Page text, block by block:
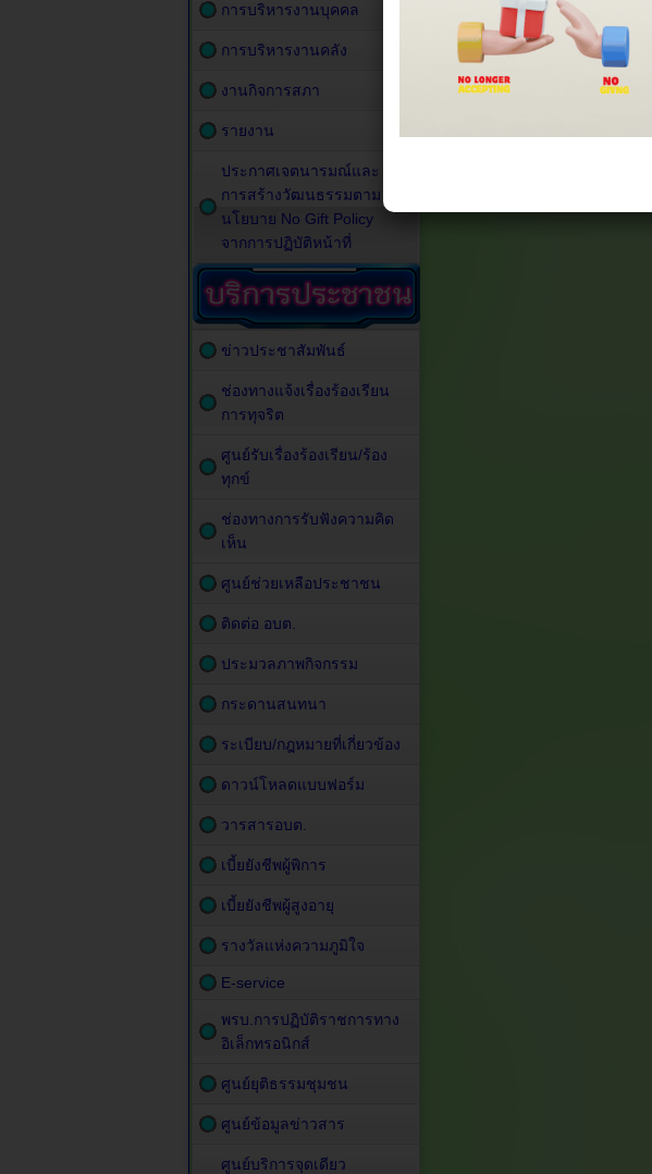
การบริหารงานบุคคล
การบริหารงานคลัง
งานกิจการสภา
รายงาน
ประกาศเจตนารมณ์และ
การสร้างวัฒนธรรมตาม
นโยบาย No Gift Policy
จากการปฏิบัติหน้าที่
ข่าวประชาสัมพันธ์
ช่องทางแจ้งเรื่องร้องเรียน
การทุจริต
ศูนย์รับเรื่องร้องเรียน/ร้อง
ทุกข์
ช่องทางการรับฟังความคิด
เห็น
ศูนย์ช่วยเหลือประชาชน
ติดต่อ อบต.
ประมวลภาพกิจกรรม
กระดานสนทนา
ระเบียบ/กฎหมายที่เกี่ยวข้อง
ดาวน์โหลดแบบฟอร์ม
วารสารอบต.
เบี้ยยังชีพผู้พิการ
เบี้ยยังชีพผู้สูงอายุ
รางวัลแห่งความภูมิใจ
E-service
พรบ.การปฏิบัติราชการทาง
อิเล็กทรอนิกส์
ศูนย์ยุติธรรมชุมชน
ศูนย์ข้อมูลข่าวสาร
ศูนย์บริการจุดเดียว